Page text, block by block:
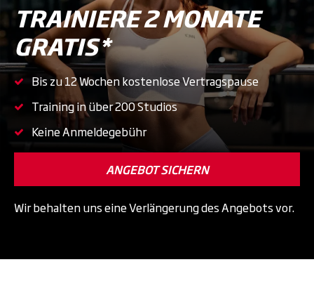
TRAINIERE 2 MONATE
GRATIS*
Bis zu 12 Wochen kostenlose Vertragspause
Training in über 200 Studios
Keine Anmeldegebühr
ANGEBOT SICHERN
Wir behalten uns eine Verlängerung des Angebots vor.